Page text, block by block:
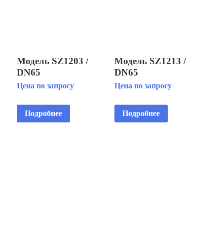
Модель SZ1203 /
DN65
Многоструйная
Цена по запросу
Подробнее
Модель SZ1213 /
DN65
Многоструйная
Цена по запросу
Подробнее